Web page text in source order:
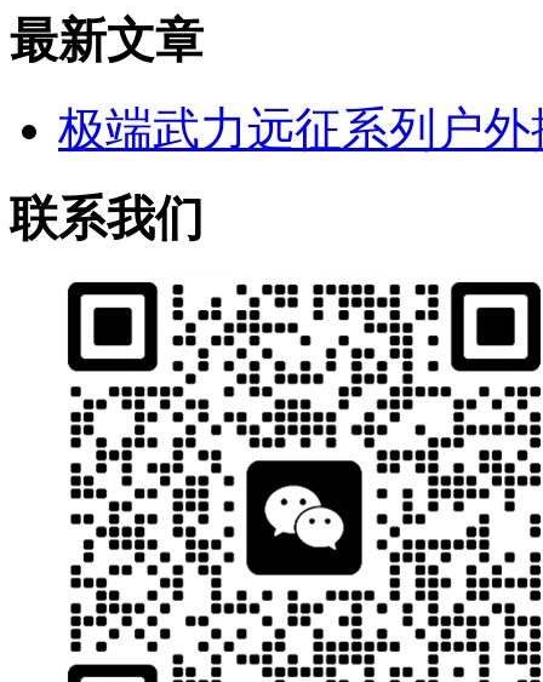
最新文章
极端武力远征系列户
联系我们